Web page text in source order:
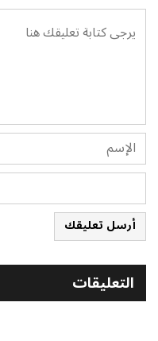
أرسل تعليقك
التعليقات